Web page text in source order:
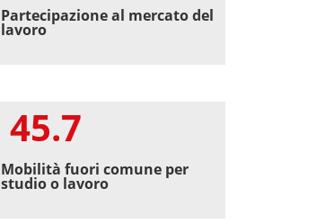
Partecipazione al mercato del
lavoro
45.7
Mobilità fuori comune per
studio o lavoro